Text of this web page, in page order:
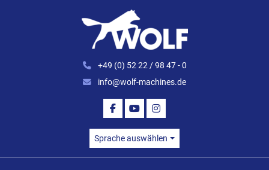
+49 (0) 52 22 / 98 47 - 0
info@wolf-machines.de
FACEBOOK
YOUTUBEINSTAGRAM
Sprache auswählen